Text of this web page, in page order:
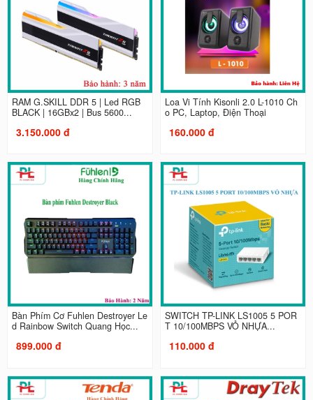
RAM G.SKILL DDR 5 | Led RGB
BLACK | 16GBx2 | Bus 5600...
3.150.000 đ
Loa Vi Tính Kisonli 2.0 L-1010 Ch
o PC, Laptop, Điện Thoại
160.000 đ
Bàn Phím Cơ Fuhlen Destroyer Le
d Rainbow Switch Quang Học...
899.000 đ
SWITCH TP-LINK LS1005 5 POR
T 10/100MBPS VỎ NHỰA...
110.000 đ